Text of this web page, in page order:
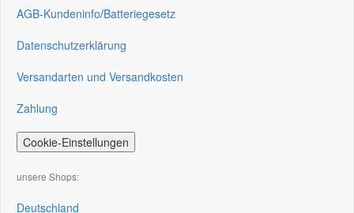
AGB-Kundeninfo/Batteriegesetz
Datenschutzerklärung
Versandarten und Versandkosten
Zahlung
Cookie-Einstellungen
unsere Shops:
Deutschland